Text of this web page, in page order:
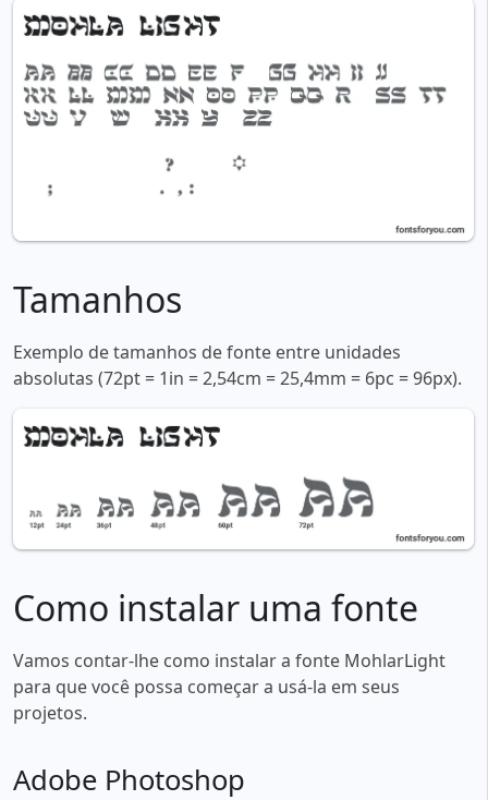
Tamanhos
Exemplo de tamanhos de fonte entre unidades
absolutas (72pt = 1in = 2,54cm = 25,4mm = 6pc = 96px).
Como instalar uma fonte
Vamos contar-lhe como instalar a fonte MohlarLight
para que você possa começar a usá-la em seus
projetos.
Adobe Photoshop